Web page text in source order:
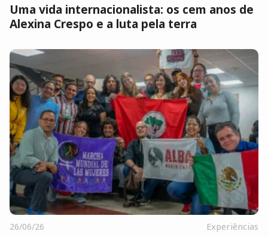
Uma vida internacionalista: os cem anos de
Alexina Crespo e a luta pela terra
26/06/26 Experiências